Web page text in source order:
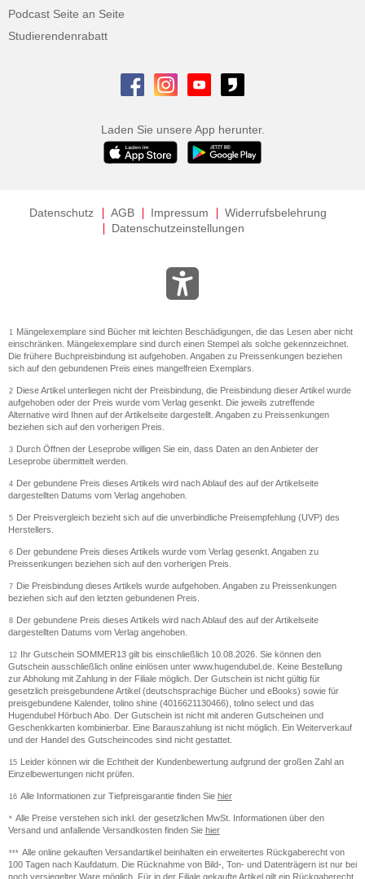
Podcast Seite an Seite
Studierendenrabatt
Laden Sie unsere App herunter.
Datenschutz AGB Impressum
Widerrufsbelehrung
Datenschutzeinstellungen
1 Mängelexemplare sind Bücher mit leichten Beschädigungen, die das Lesen aber nicht
einschränken. Mängelexemplare sind durch einen Stempel als solche gekennzeichnet.
Die frühere Buchpreisbindung ist aufgehoben. Angaben zu Preissenkungen beziehen
sich auf den gebundenen Preis eines mangelfreien Exemplars.
2
Diese Artikel unterliegen nicht der Preisbindung, die Preisbindung dieser Artikel wurde
aufgehoben oder der Preis wurde vom Verlag gesenkt. Die jeweils zutreffende
Alternative wird Ihnen auf der Artikelseite dargestellt. Angaben zu Preissenkungen
beziehen sich auf den vorherigen Preis.
3
Durch Öffnen der Leseprobe willigen Sie ein, dass Daten an den Anbieter der
Leseprobe übermittelt werden.
4
Der gebundene Preis dieses Artikels wird nach Ablauf des auf der Artikelseite
dargestellten Datums vom Verlag angehoben.
5
Der Preisvergleich bezieht sich auf die unverbindliche Preisempfehlung (UVP) des
Herstellers.
6
Der gebundene Preis dieses Artikels wurde vom Verlag gesenkt. Angaben zu
Preissenkungen beziehen sich auf den vorherigen Preis.
7
Die Preisbindung dieses Artikels wurde aufgehoben. Angaben zu Preissenkungen
beziehen sich auf den letzten gebundenen Preis.
8
Der gebundene Preis dieses Artikels wird nach Ablauf des auf der Artikelseite
dargestellten Datums vom Verlag angehoben.
12
Ihr Gutschein SOMMER13 gilt bis einschließlich 10.08.2026. Sie können den
Gutschein ausschließlich online einlösen unter www.hugendubel.de. Keine Bestellung
zur Abholung mit Zahlung in der Filiale möglich. Der Gutschein ist nicht gültig für
gesetzlich preisgebundene Artikel (deutschsprachige Bücher und eBooks) sowie für
preisgebundene Kalender, tolino shine (4016621130466), tolino select und das
Hugendubel Hörbuch Abo. Der Gutschein ist nicht mit anderen Gutscheinen und
Geschenkkarten kombinierbar. Eine Barauszahlung ist nicht möglich. Ein Weiterverkauf
und der Handel des Gutscheincodes sind nicht gestattet.
15
Leider können wir die Echtheit der Kundenbewertung aufgrund der großen Zahl an
Einzelbewertungen nicht prüfen.
16 Alle Informationen zur Tiefpreisgarantie finden Sie hier
* Alle Preise verstehen sich inkl. der gesetzlichen MwSt. Informationen über den
Versand und anfallende Versandkosten finden Sie hier
*** Alle online gekauften Versandartikel beinhalten ein erweitertes Rückgaberecht von
100 Tagen nach Kaufdatum. Die Rücknahme von Bild-, Ton- und Datenträgern ist nur bei
noch versiegelter Ware möglich. Für in der Filiale gekaufte Artikel gilt ein Rückgaberecht